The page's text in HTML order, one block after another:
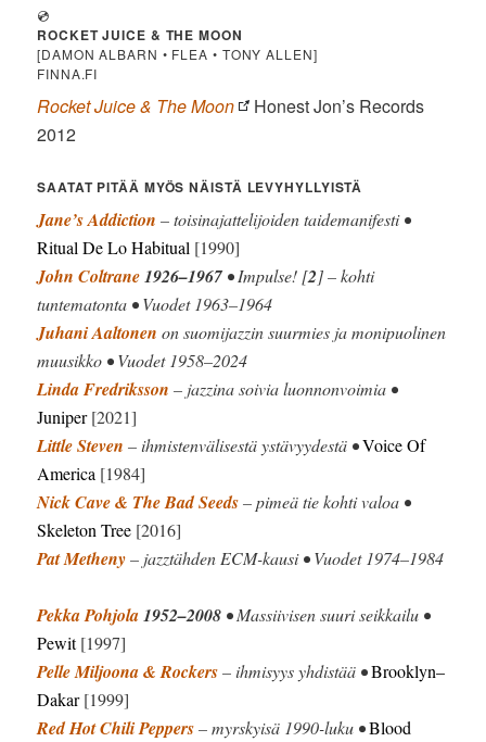
💿
ROCKET JUICE & THE MOON
[DAMON ALBARN • FLEA • TONY ALLEN]
FINNA.FI
Rocket Juice & The Moon
Honest Jon’s Records
2012
SAATAT PITÄÄ MYÖS NÄISTÄ LEVYHYLLYISTÄ
Jane’s Addiction – toisinajattelijoiden taidemanifesti •
Ritual De Lo Habitual [1990]
John Coltrane1926–1967• Impulse! [2] – kohti
tuntematonta • Vuodet 1963–1964
Juhani Aaltonen on suomijazzin suurmies ja monipuolinen
muusikko • Vuodet 1958–2024
Linda Fredriksson – jazzina soivia luonnonvoimia •
Juniper[2021]
Little Steven – ihmistenvälisestä ystävyydestä •Voice Of
America [1984]
Nick Cave & The Bad Seeds– pimeä tie kohti valoa •
Skeleton Tree [2016]
Pat Metheny– jazztähden ECM-kausi • Vuodet 1974–1984
Pekka Pohjola1952–2008 • Massiivisen suuri seikkailu •
Pewit[1997]
Pelle Miljoona & Rockers– ihmisyys yhdistää •Brooklyn–
Dakar[1999]
Red Hot Chili Peppers– myrskyisä 1990-luku •Blood